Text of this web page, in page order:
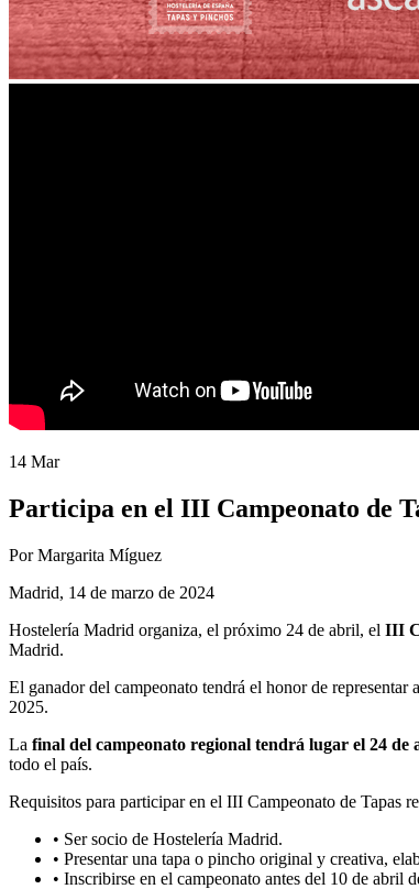
14 Mar
Participa en el III Campeonato de
Por Margarita Míguez
Madrid, 14 de marzo de 2024
Hostelería Madrid organiza, el próximo 24 de abril, el III
Madrid.
El ganador del campeonato tendrá el honor de
2025.
La final del campeonato regional tendrá lugar el 24 de
todo el país.
Requisitos para participar en el III Campeonato de Tapas
• Ser socio de Hostelería Madrid.
• Presentar una tapa o pincho original y creativa,
• Inscribirse en el campeonato antes del 10 de abril